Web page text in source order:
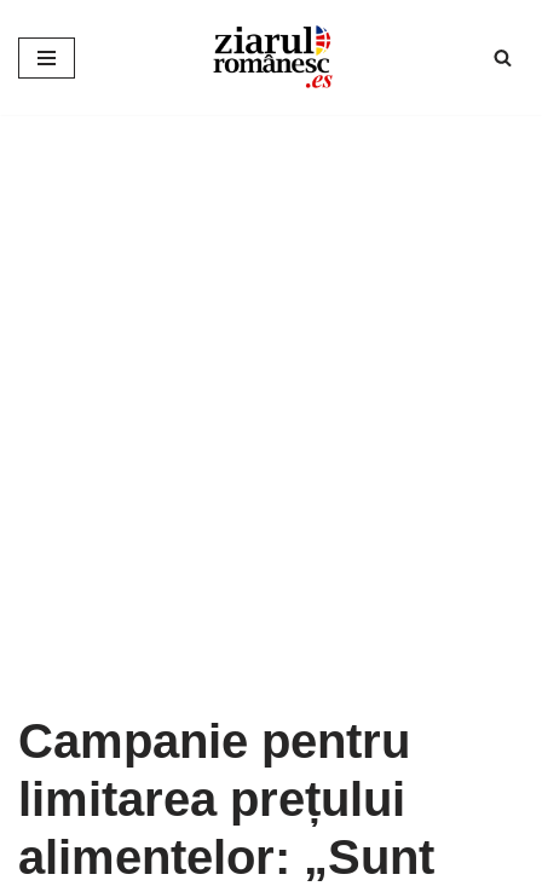
Sari
Campanie pentru
limitarea prețului
alimentelor: „Sunt